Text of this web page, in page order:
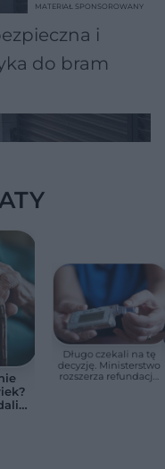
i
do bram
MATERIAŁ SPONSOROWANY
Długo czekali na tę
decyzję. Ministerstwo
rozszerza refundację